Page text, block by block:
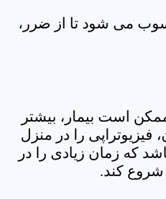
می شود تا از ضرر،
است بیمار، بیشتر
را در منزل
که زمان زیادی را در
شروع کند.